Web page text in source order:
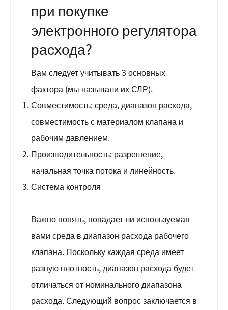
при покупке
электронного регулятора
расхода?
Вам следует учитывать 3 основных
фактора (мы называли их СЛР).
Совместимость: среда, диапазон расхода,
совместимость с материалом клапана и
рабочим давлением.
Производительность: разрешение,
начальная точка потока и линейность.
Система контроля
Важно понять, попадает ли используемая
вами среда в диапазон расхода рабочего
клапана. Поскольку каждая среда имеет
разную плотность, диапазон расхода будет
отличаться от номинального диапазона
расхода. Следующий вопрос заключается в